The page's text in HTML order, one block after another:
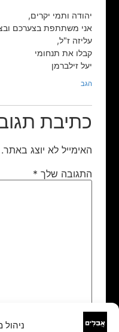
ניהול
יהודה ותמי יקרים,
אני משתתפת בצערכם
עליזה ז"ל,
קבלו את תנחומי
יעל זילברמן
הגב
כתיבת
האימייל לא יוצג באתר.
התגובה שלך *
שם